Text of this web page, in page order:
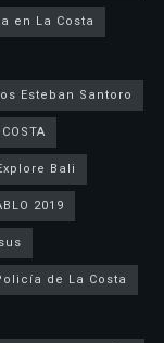
en La Costa
Esteban Santoro
Bali
2019